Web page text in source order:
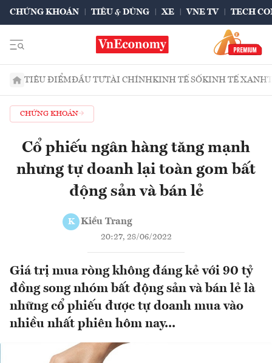
CHỨNG KHOÁN TIÊU & DÙNG XE VNE TV TECH
TIÊU ĐIỂMĐẦU TƯTÀI CHÍNHKINH TẾ SỐKINH TẾ XANH
CHỨNG KHOÁN
Cổ phiếu ngân hàng tăng mạnh
nhưng tự doanh lại toàn gom bất
động sản và bán lẻ
K Kiều Trang
20:27, 28/06/2022
Giá trị mua ròng không đáng kẻ với 90 tỷ
đồng song nhóm bất động sản và bán lẻ là
những cổ phiếu được tự doanh mua vào
nhiều nhất phiên hôm nay...